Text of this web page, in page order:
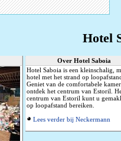
Hotel
Over Hotel Saboia
Hotel Saboia is een kleinschalig,
hotel met het strand op
Geniet van de comfortabele
ontdek het centrum van Estoril.
centrum van Estoril kunt u
op loopafstand bereiken.
Lees verder bij Neckermann